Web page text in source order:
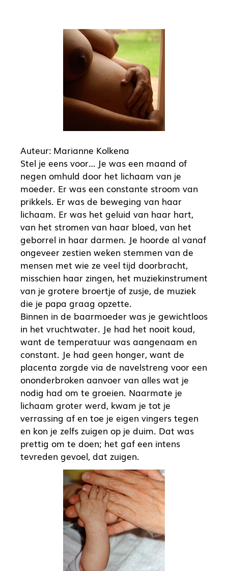
Auteur: Marianne Kolkena
Stel je eens voor… Je was een maand of
negen omhuld door het lichaam van je
moeder. Er was een constante stroom van
prikkels. Er was de beweging van haar
lichaam. Er was het geluid van haar hart,
van het stromen van haar bloed, van het
geborrel in haar darmen. Je hoorde al vanaf
ongeveer zestien weken stemmen van de
mensen met wie ze veel tijd doorbracht,
misschien haar zingen, het muziekinstrument
van je grotere broertje of zusje, de muziek
die je papa graag opzette.
Binnen in de baarmoeder was je gewichtloos
in het vruchtwater. Je had het nooit koud,
want de temperatuur was aangenaam en
constant. Je had geen honger, want de
placenta zorgde via de navelstreng voor een
ononderbroken aanvoer van alles wat je
nodig had om te groeien. Naarmate je
lichaam groter werd, kwam je tot je
verrassing af en toe je eigen vingers tegen
en kon je zelfs zuigen op je duim. Dat was
prettig om te doen; het gaf een intens
tevreden gevoel, dat zuigen.